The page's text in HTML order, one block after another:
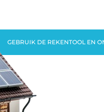
GEBRUIK DE REKENTOOL EN